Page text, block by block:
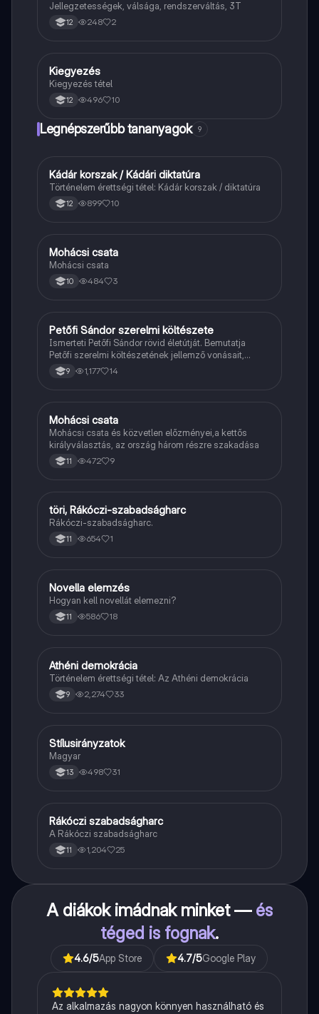
Jellegzetességek, válsága, rendszerváltás, 3T
12 248 2
Töri
Kiegyezés
Kiegyezés tétel
12 496 10
Legnépszerűbb tananyagok 9
Töri
Kádár korszak / Kádári diktatúra
Történelem érettségi tétel: Kádár korszak / diktatúra
12 899 10
Magyar
Mohácsi csata
Mohácsi csata
10 484 3
Magyar
Petőfi Sándor szerelmi költészete
Ismerteti Petőfi Sándor rövid életútját. Bemutatja
Petőfi szerelmi költészetének jellemző vonásait,
vereseinek ihletőit és külön kitér a hitvesi
költészetére.
9 1,177 14
Töri
Mohácsi csata
Mohácsi csata és közvetlen előzményei,a kettős
királyválasztás, az ország három részre szakadása
11 472 9
Töri
töri, Rákóczi-szabadságharc
Rákóczi-szabadságharc.
11 654 1
Magyar
Novella elemzés
Hogyan kell novellát elemezni?
11 586 18
Töri
Athéni demokrácia
Történelem érettségi tétel: Az Athéni demokrácia
9 2,274 33
Magyar
Stílusirányzatok
Magyar
13 498 31
Töri
Rákóczi szabadságharc
A Rákóczi szabadságharc
11 1,204 25
A diákok imádnak minket — és
téged is fognak.
4.6/5App Store 4.7/5Google Play
Az alkalmazás nagyon könnyen használható és